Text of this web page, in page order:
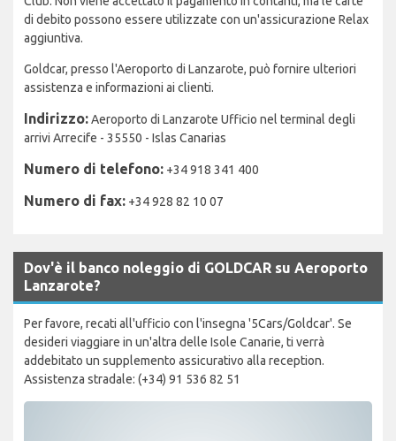
di debito possono essere utilizzate con un'assicurazione Relax
aggiuntiva.
Goldcar, presso l'Aeroporto di Lanzarote, può fornire ulteriori
assistenza e informazioni ai clienti.
Indirizzo:Aeroporto di Lanzarote Ufficio nel terminal degli
arrivi Arrecife - 35550 - Islas Canarias
Numero di telefono: +34 918 341 400
Numero di fax: +34 928 82 10 07
Dov'è il banco noleggio di GOLDCAR su Aeroporto
Lanzarote?
Per favore, recati all'ufficio con l'insegna '5Cars/Goldcar'. Se
desideri viaggiare in un'altra delle Isole Canarie, ti verrà
addebitato un supplemento assicurativo alla reception.
Assistenza stradale: (+34) 91 536 82 51